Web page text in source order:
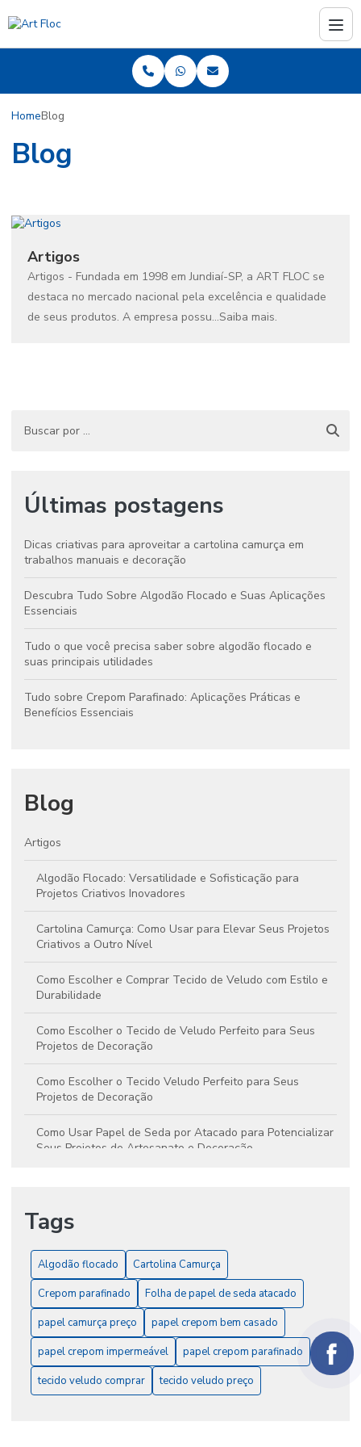
HomeBlog
Blog
Artigos
Artigos - Fundada em 1998 em Jundiaí-SP, a ART FLOC se
destaca no mercado nacional pela excelência e qualidade
de seus produtos. A empresa possu...Saiba mais.
Últimas postagens
Dicas criativas para aproveitar a cartolina camurça em
trabalhos manuais e decoração
Descubra Tudo Sobre Algodão Flocado e Suas Aplicações
Essenciais
Tudo o que você precisa saber sobre algodão flocado e
suas principais utilidades
Tudo sobre Crepom Parafinado: Aplicações Práticas e
Benefícios Essenciais
Blog
Artigos
Algodão Flocado: Versatilidade e Sofisticação para
Projetos Criativos Inovadores
Cartolina Camurça: Como Usar para Elevar Seus Projetos
Criativos a Outro Nível
Como Escolher e Comprar Tecido de Veludo com Estilo e
Durabilidade
Como Escolher o Tecido de Veludo Perfeito para Seus
Projetos de Decoração
Como Escolher o Tecido Veludo Perfeito para Seus
Projetos de Decoração
Como Usar Papel de Seda por Atacado para Potencializar
Seus Projetos de Artesanato e Decoração
Crepom Impermeabilizado: A Solução Ideal para Valorizar
Projetos Decorativos e Embalagens
Crepom Parafinado: Benefícios e Aplicações que
Potencializam Seus Projetos Criativos
Descubra Tudo Sobre Algodão Flocado e Suas
Aplicações Essenciais
Dicas criativas para aproveitar a cartolina camurça em
Tags
Algodão flocado
Cartolina Camurça
Crepom parafinado
Folha de papel de seda atacado
papel camurça preço
papel crepom bem casado
papel crepom impermeável
papel crepom parafinado
tecido veludo comprar
tecido veludo preço